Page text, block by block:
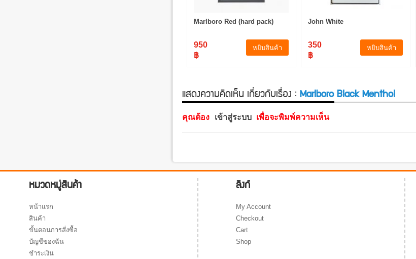
Marlboro Red (hard pack)
950
฿
หยิบสินค้า
John White
350
฿
หยิบสินค้า
แสดงความคิดเห็น เกี่ยวกับเรื่อง :Marlboro Black Menthol
คุณต้อง เข้าสู่ระบบ เพื่อจะพิมพ์ความเห็น
หมวดหมู่สินค้า
หน้าแรก
สินค้า
ขั้นตอนการสั่งซื้อ
บัญชีของฉัน
ชำระเงิน
ลิงก์
My Account
Checkout
Cart
Shop